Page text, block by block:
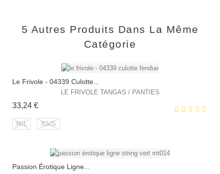
5 Autres Produits Dans La Même
Catégorie
Le Frivole - 04339 Culotte...
LE FRIVOLE TANGAS / PANTIES
33,24 €Prix
M/L XS/S
Passion Érotique Ligne...